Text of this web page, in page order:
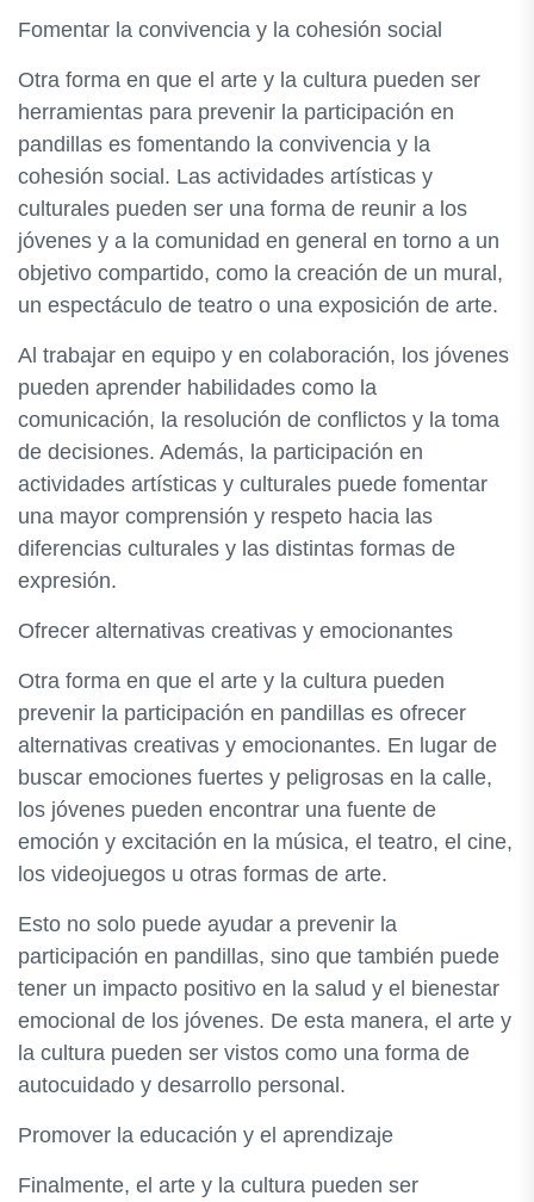
Fomentar la convivencia y la cohesión social
Otra forma en que el arte y la cultura pueden ser
herramientas para prevenir la participación en
pandillas es fomentando la convivencia y la
cohesión social. Las actividades artísticas y
culturales pueden ser una forma de reunir a los
jóvenes y a la comunidad en general en torno a un
objetivo compartido, como la creación de un mural,
un espectáculo de teatro o una exposición de arte.
Al trabajar en equipo y en colaboración, los jóvenes
pueden aprender habilidades como la
comunicación, la resolución de conflictos y la toma
de decisiones. Además, la participación en
actividades artísticas y culturales puede fomentar
una mayor comprensión y respeto hacia las
diferencias culturales y las distintas formas de
expresión.
Ofrecer alternativas creativas y emocionantes
Otra forma en que el arte y la cultura pueden
prevenir la participación en pandillas es ofrecer
alternativas creativas y emocionantes. En lugar de
buscar emociones fuertes y peligrosas en la calle,
los jóvenes pueden encontrar una fuente de
emoción y excitación en la música, el teatro, el cine,
los videojuegos u otras formas de arte.
Esto no solo puede ayudar a prevenir la
participación en pandillas, sino que también puede
tener un impacto positivo en la salud y el bienestar
emocional de los jóvenes. De esta manera, el arte y
la cultura pueden ser vistos como una forma de
autocuidado y desarrollo personal.
Promover la educación y el aprendizaje
Finalmente, el arte y la cultura pueden ser